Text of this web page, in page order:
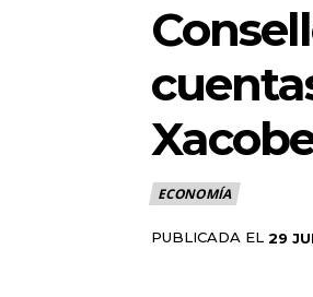
ECONOMÍA
PUBLICADA EL 29